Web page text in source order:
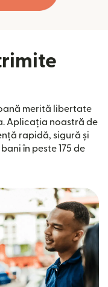
merită libertate
Aplicația noastră de
rapidă, sigură și
în peste 175 de